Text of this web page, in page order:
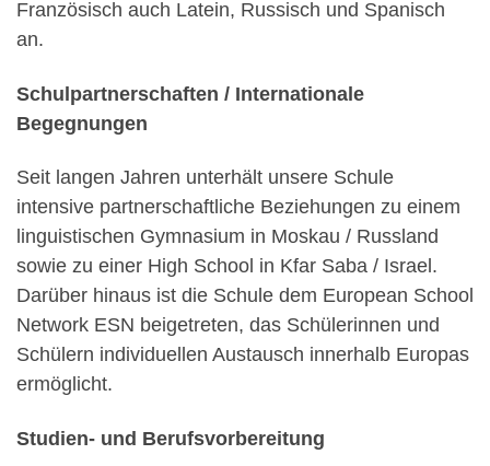
Französisch auch Latein, Russisch und Spanisch
an.
Schulpartnerschaften / Internationale
Begegnungen
Seit langen Jahren unterhält unsere Schule
intensive partnerschaftliche Beziehungen zu einem
linguistischen Gymnasium in Moskau / Russland
sowie zu einer High School in Kfar Saba / Israel.
Darüber hinaus ist die Schule dem European School
Network ESN beigetreten, das Schülerinnen und
Schülern individuellen Austausch innerhalb Europas
ermöglicht.
Studien- und Berufsvorbereitung